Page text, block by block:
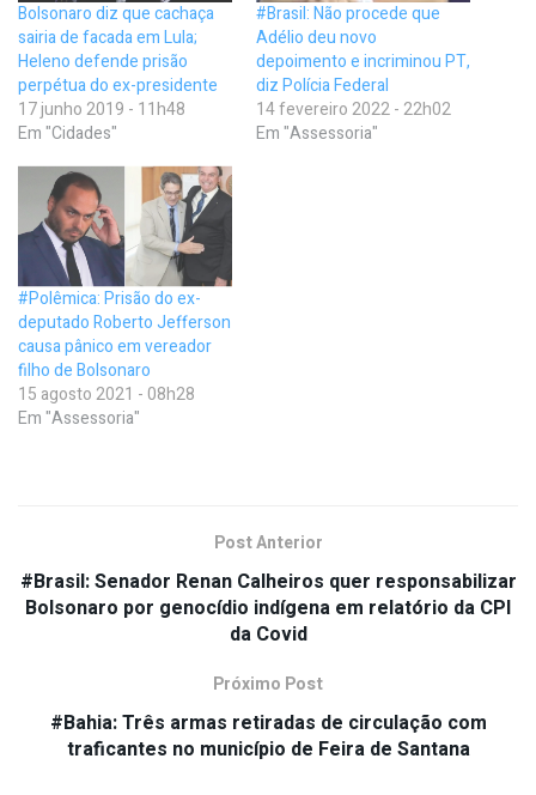
Bolsonaro diz que cachaça
sairia de facada em Lula;
Heleno defende prisão
perpétua do ex-presidente
17 junho 2019 - 11h48
Em "Cidades"
#Brasil: Não procede que
Adélio deu novo
depoimento e incriminou PT,
diz Polícia Federal
14 fevereiro 2022 - 22h02
Em "Assessoria"
#Polêmica: Prisão do ex-
deputado Roberto Jefferson
causa pânico em vereador
filho de Bolsonaro
15 agosto 2021 - 08h28
Em "Assessoria"
Post Anterior
#Brasil: Senador Renan Calheiros quer responsabilizar
Bolsonaro por genocídio indígena em relatório da CPI
da Covid
Próximo Post
#Bahia: Três armas retiradas de circulação com
traficantes no município de Feira de Santana